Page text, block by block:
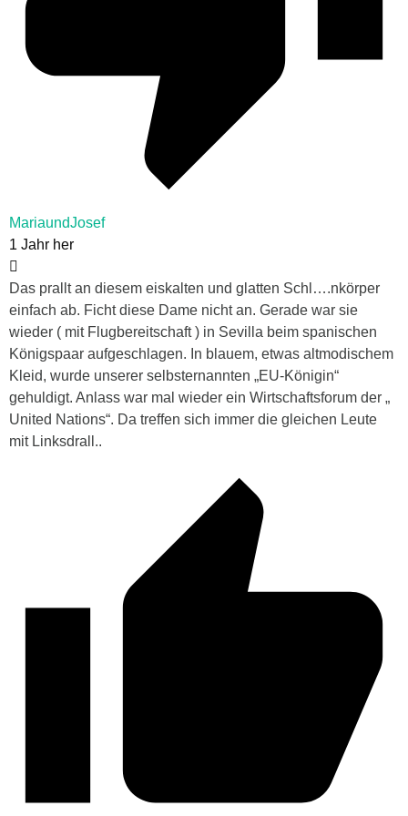
MariaundJosef
1 Jahr her
Das prallt an diesem eiskalten und glatten Schl….nkörper
einfach ab. Ficht diese Dame nicht an. Gerade war sie
wieder ( mit Flugbereitschaft ) in Sevilla beim spanischen
Königspaar aufgeschlagen. In blauem, etwas altmodischem
Kleid, wurde unserer selbsternannten „EU-Königin“
gehuldigt. Anlass war mal wieder ein Wirtschaftsforum der „
United Nations“. Da treffen sich immer die gleichen Leute
mit Linksdrall..